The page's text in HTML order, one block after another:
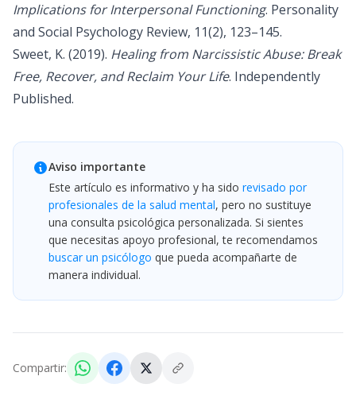
Implications for Interpersonal Functioning. Personality
and Social Psychology Review, 11(2), 123–145.
Sweet, K. (2019). Healing from Narcissistic Abuse: Break
Free, Recover, and Reclaim Your Life. Independently
Published.
Aviso importante
Este artículo es informativo y ha sido revisado por
profesionales de la salud mental, pero no sustituye
una consulta psicológica personalizada. Si sientes
que necesitas apoyo profesional, te recomendamos
buscar un psicólogo que pueda acompañarte de
manera individual.
Compartir: